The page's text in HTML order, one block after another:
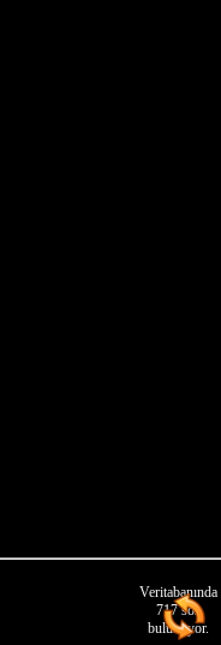
karşılaşacaksınız
Veritabanında
717söz
bulunuyor.